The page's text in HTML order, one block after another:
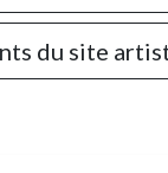
du site